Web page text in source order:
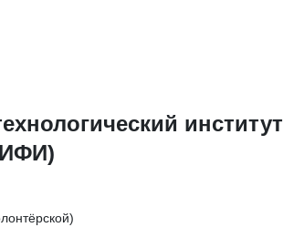
институт